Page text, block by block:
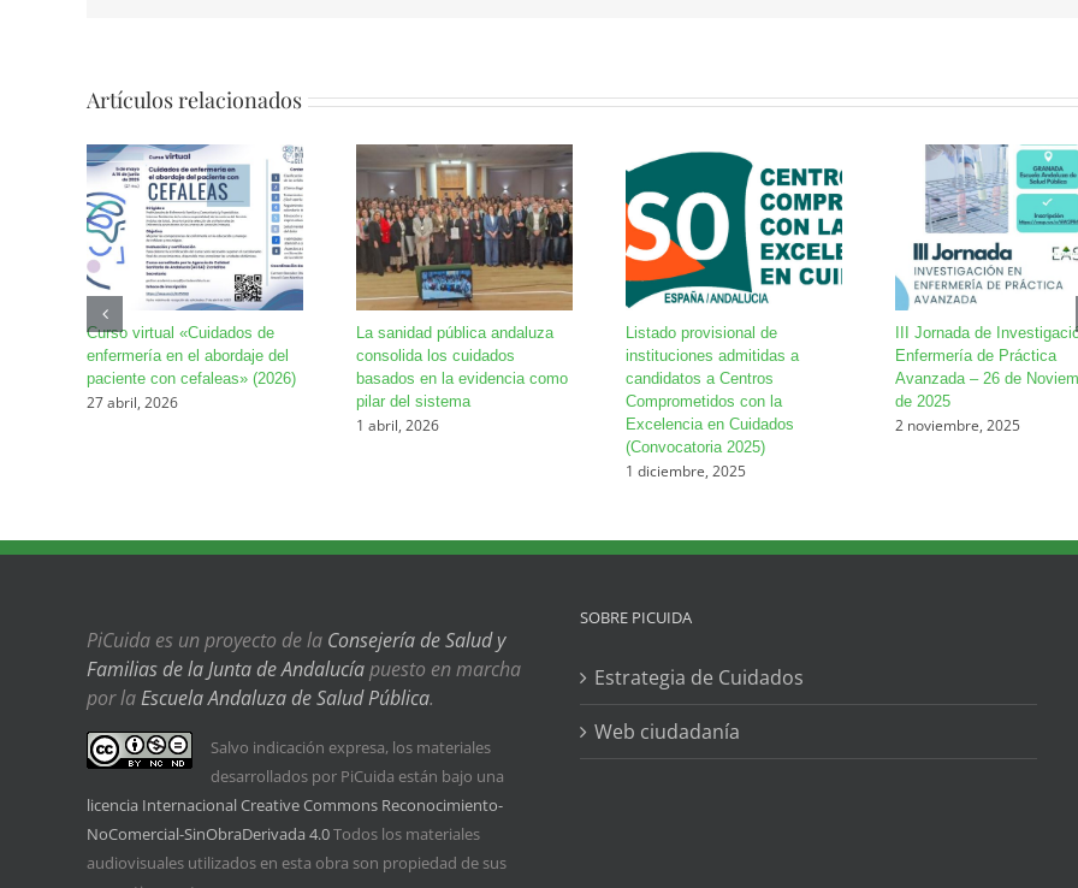
Artículos relacionados
Curso virtual «Cuidados de
enfermería en el abordaje del
paciente con cefaleas» (2026)
27 abril, 2026
La sanidad pública andaluza
consolida los cuidados
basados en la evidencia como
pilar del sistema
1 abril, 2026
Listado provisional de
instituciones admitidas a
candidatos a Centros
Comprometidos con la
Excelencia en Cuidados
(Convocatoria 2025)
1 diciembre, 2025
III Jornada de
Enfermería de Práctica
Avanzada – 26 de
de 2025
2 noviembre, 2025
PiCuida es un proyecto de la Consejería de Salud y
Familias de la Junta de Andalucíapuesto en marcha
por laEscuela Andaluza de Salud Pública.
Salvo indicación expresa, los materiales
desarrollados por PiCuida están bajo una
licencia Internacional Creative Commons Reconocimiento-
NoComercial-SinObraDerivada 4.0Todos los materiales
audiovisuales utilizados en esta obra son propiedad de sus
SOBRE PICUIDA
Estrategia de Cuidados
Web ciudadanía